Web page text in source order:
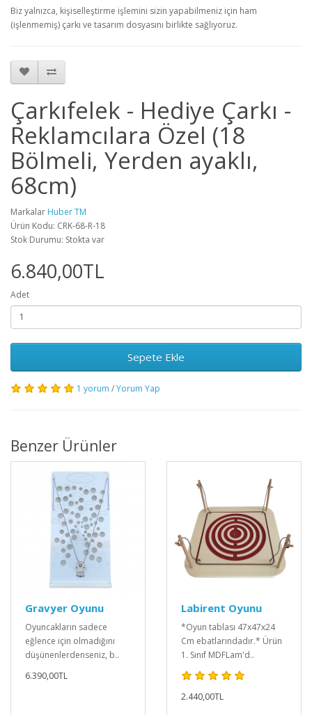
Biz yalnızca, kişiselleştirme işlemini sizin yapabilmeniz için ham
(işlenmemiş) çarkı ve tasarım dosyasını birlikte sağlıyoruz.
Çarkıfelek - Hediye Çarkı -
Reklamcılara Özel (18
Bölmeli, Yerden ayaklı,
68cm)
Markalar Huber TM
Ürün Kodu: CRK-68-R-18
Stok Durumu: Stokta var
6.840,00TL
Adet
Sepete Ekle
1 yorum /Yorum Yap
Benzer Ürünler
Gravyer Oyunu
Oyuncakların sadece
eğlence için olmadığını
düşünenlerdenseniz, b..
6.390,00TL
Labirent Oyunu
*Oyun tablası 47x47x24
Cm ebatlarındadır.* Ürün
1. Sınıf MDFLam'd..
2.440,00TL